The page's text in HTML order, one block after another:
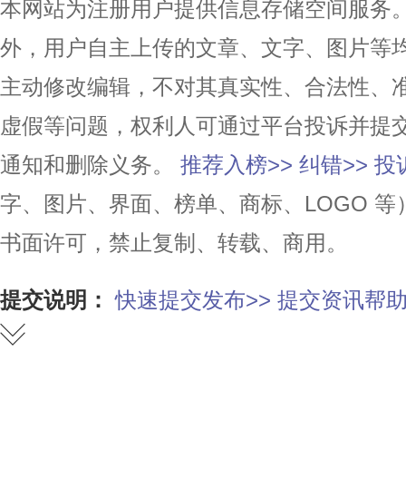
本网站为注册用户提供信息存储空间服务
外，用户自主上传的文章、文字、图片等
主动修改编辑，不对其真实性、合法性、
虚假等问题，权利人可通过平台投诉并提
通知和删除义务。
推荐入榜>> 纠错>> 投
字、图片、界面、榜单、商标、LOGO
书面许可，禁止复制、转载、商用。
提交说明： 快速提交发布>> 提交资讯帮